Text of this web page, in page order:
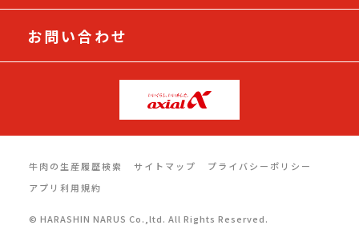
お問い合わせ
牛肉の生産履歴検索 サイトマップ
プライバシーポリシー
アプリ利用規約
© HARASHIN NARUS Co.,ltd. All Rights Reserved.